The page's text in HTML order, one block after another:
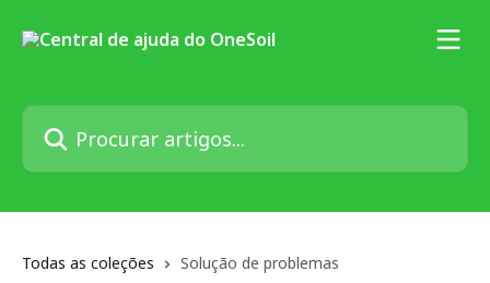
Procurar artigos...
Todas as coleções Solução de problemas